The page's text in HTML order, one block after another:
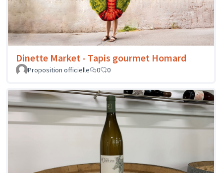
Dinette Market - Tapis gourmet Homard
Proposition officielle 0 0